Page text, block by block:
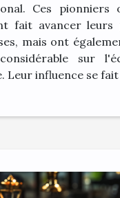
Ces pionniers
fait avancer leurs
mais ont
sur
Leur influence se